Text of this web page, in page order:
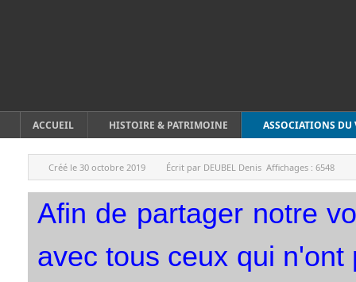
ACCUEIL HISTOIRE & PATRIMOINE ASSOCIATIONS DU
Créé le 30 octobre 2019 Écrit par DEUBEL Denis Affichages : 6548
Afin de partager notre
avec tous ceux qui